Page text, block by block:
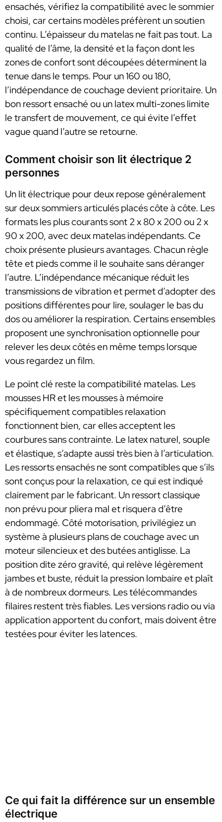
ensachés, vérifiez la compatibilité avec le sommier
choisi, car certains modèles préfèrent un soutien
continu. L’épaisseur du matelas ne fait pas tout. La
qualité de l’âme, la densité et la façon dont les
zones de confort sont découpées déterminent la
tenue dans le temps. Pour un 160 ou 180,
l’indépendance de couchage devient prioritaire. Un
bon ressort ensaché ou un latex multi-zones limite
le transfert de mouvement, ce qui évite l’effet
vague quand l’autre se retourne.
Comment choisir son lit électrique 2
personnes
Un lit électrique pour deux repose généralement
sur deux sommiers articulés placés côte à côte. Les
formats les plus courants sont 2 x 80 x 200 ou 2 x
90 x 200, avec deux matelas indépendants. Ce
choix présente plusieurs avantages. Chacun règle
tête et pieds comme il le souhaite sans déranger
l’autre. L’indépendance mécanique réduit les
transmissions de vibration et permet d’adopter des
positions différentes pour lire, soulager le bas du
dos ou améliorer la respiration. Certains ensembles
proposent une synchronisation optionnelle pour
relever les deux côtés en même temps lorsque
vous regardez un film.
Le point clé reste la compatibilité matelas. Les
mousses HR et les mousses à mémoire
spécifiquement compatibles relaxation
fonctionnent bien, car elles acceptent les
courbures sans contrainte. Le latex naturel, souple
et élastique, s’adapte aussi très bien à l’articulation.
Les ressorts ensachés ne sont compatibles que s’ils
sont conçus pour la relaxation, ce qui est indiqué
clairement par le fabricant. Un ressort classique
non prévu pour pliera mal et risquera d’être
endommagé. Côté motorisation, privilégiez un
système à plusieurs plans de couchage avec un
moteur silencieux et des butées antiglisse. La
position dite zéro gravité, qui relève légèrement
jambes et buste, réduit la pression lombaire et plaît
à de nombreux dormeurs. Les télécommandes
filaires restent très fiables. Les versions radio ou via
application apportent du confort, mais doivent être
testées pour éviter les latences.
Ce qui fait la différence sur un ensemble
électrique